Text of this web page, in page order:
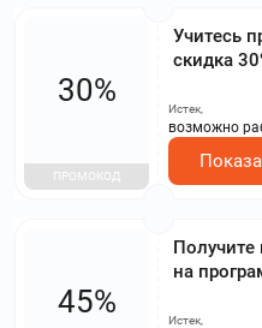
Учитесь
скидка
30%
ПРОМОКОД
Истек,
возможно
Получите
на
45%
Истек,